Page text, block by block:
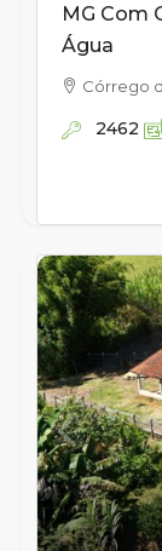
MG Com
Água
Córrego
2462